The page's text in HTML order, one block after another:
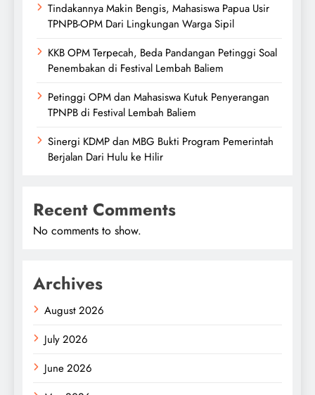
Tindakannya Makin Bengis, Mahasiswa Papua Usir
TPNPB-OPM Dari Lingkungan Warga Sipil
KKB OPM Terpecah, Beda Pandangan Petinggi Soal
Penembakan di Festival Lembah Baliem
Petinggi OPM dan Mahasiswa Kutuk Penyerangan
TPNPB di Festival Lembah Baliem
Sinergi KDMP dan MBG Bukti Program Pemerintah
Berjalan Dari Hulu ke Hilir
Recent Comments
No comments to show.
Archives
August 2026
July 2026
June 2026